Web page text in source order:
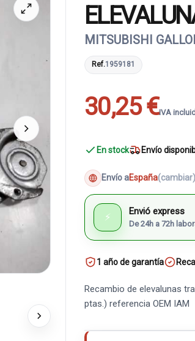
MITSUBISHI
Ref.1959181
30,25 €IVA
En stock Envío
Envío aEspaña(cambiar)
⚡ Envió express
De 24h a 72h
1 año de garantía
Recambio de elevalunas
ptas.) referencia OEM IAM